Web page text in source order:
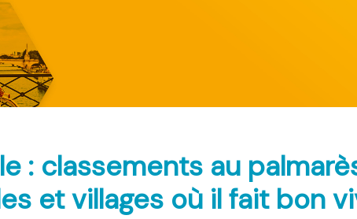
: classements au
et villages où il fait bon